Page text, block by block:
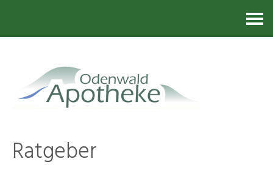
Ratgeber